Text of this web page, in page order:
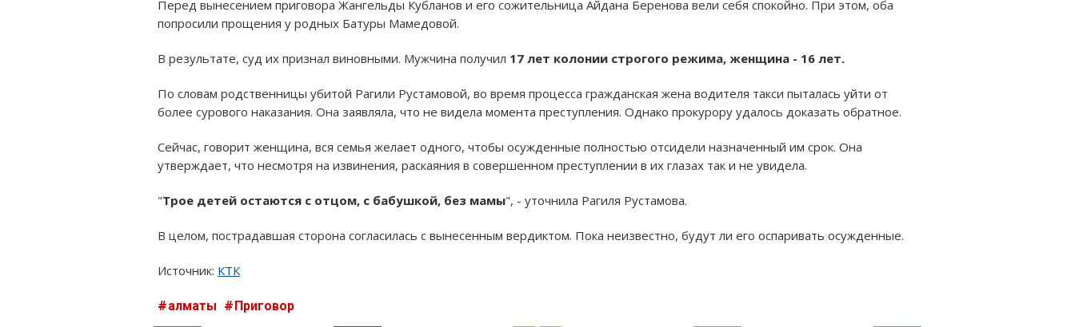
Перед вынесением приговора Жангельды Кубланов и его сожительница Айдана Беренова вели себя спокойно. При этом, оба
попросили прощения у родных Батуры Мамедовой.
В результате, суд их признал виновными. Мужчина получил 17 лет колонии строгого режима, женщина - 16 лет.
По словам родственницы убитой Рагили Рустамовой, во время процесса гражданская жена водителя такси пыталась уйти от
более сурового наказания. Она заявляла, что не видела момента преступления. Однако прокурору удалось доказать обратное.
Сейчас, говорит женщина, вся семья желает одного, чтобы осужденные полностью отсидели назначенный им срок. Она
утверждает, что несмотря на извинения, раскаяния в совершенном преступлении в их глазах так и не увидела.
"Трое детей остаются с отцом, с бабушкой, без мамы", - уточнила Рагиля Рустамова.
В целом, пострадавшая сторона согласилась с вынесенным вердиктом. Пока неизвестно, будут ли его оспаривать осужденные.
Источник: КТК
алматы Приговор